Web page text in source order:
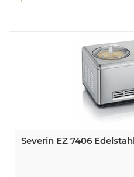
Severin EZ 7406 Edelstahl